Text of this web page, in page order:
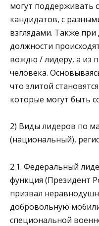
могут поддерживать
кандидатов, с
взглядами. Также
должности
вождю / лидеру, а из
человека.
что элитой
которые могут быть
2) Виды лидеров по
(национальный),
2.1. Федеральный
функция (Президент
призвал
добровольную
специональной